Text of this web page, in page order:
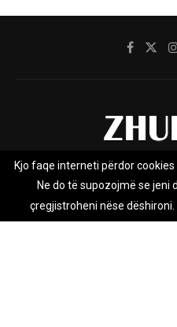
Rreth nesh
Zhurnal.mk është Agjenci e
Kjo faqe interneti përdor
Ne do të supozojmë se jeni
çregjistroheni nëse dëshironi.